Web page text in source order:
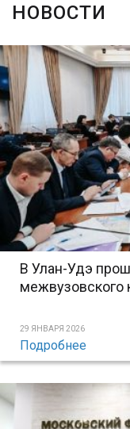
НОВОСТИ
В Улан-Удэ
межвузовского
29 ЯНВАРЯ 2026
Подробнее